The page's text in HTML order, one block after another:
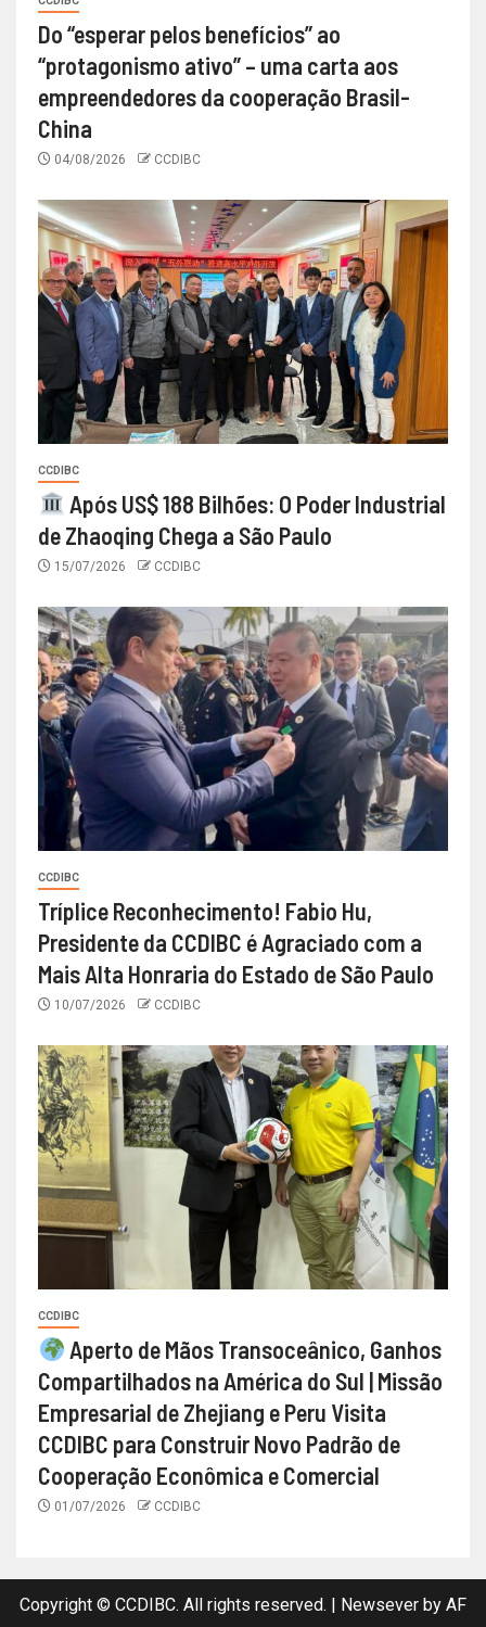
Do “esperar pelos benefícios” ao
“protagonismo ativo” – uma carta aos
empreendedores da cooperação Brasil-
China
04/08/2026 CCDIBC
CCDIBC
Após US$ 188 Bilhões: O Poder Industrial
de Zhaoqing Chega a São Paulo
15/07/2026 CCDIBC
CCDIBC
Tríplice Reconhecimento! Fabio Hu,
Presidente da CCDIBC é Agraciado com a
Mais Alta Honraria do Estado de São Paulo
10/07/2026 CCDIBC
CCDIBC
Aperto de Mãos Transoceânico, Ganhos
Compartilhados na América do Sul | Missão
Empresarial de Zhejiang e Peru Visita
CCDIBC para Construir Novo Padrão de
Cooperação Econômica e Comercial
01/07/2026 CCDIBC
Copyright © CCDIBC. All rights reserved. | Newsever by AF